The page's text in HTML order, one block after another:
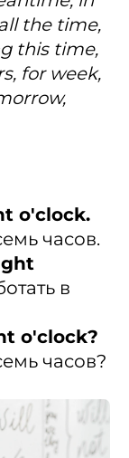
the time,
this time,
for week,
o'clock.
часов.
в
o'clock?
часов?